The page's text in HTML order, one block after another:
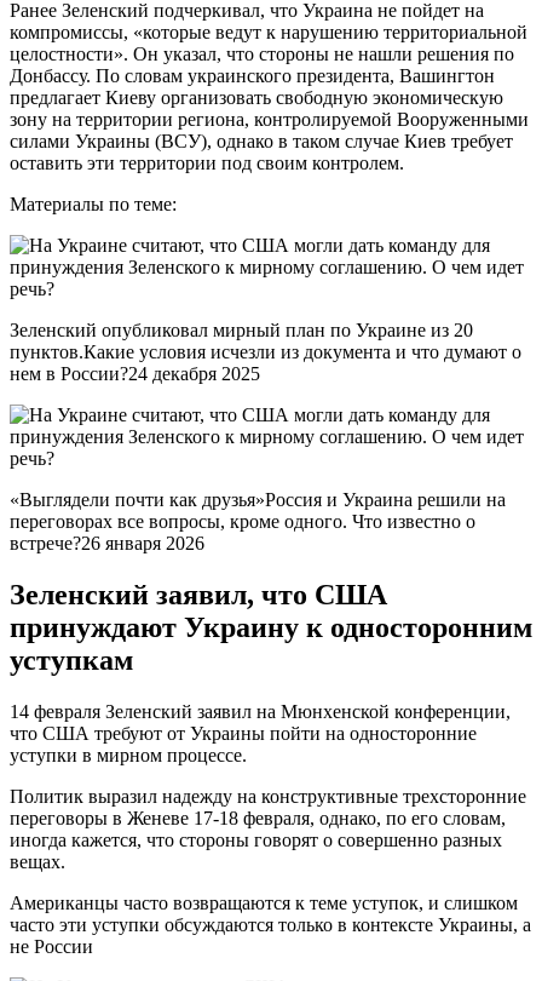
Ранее Зеленский подчеркивал, что Украина не пойдет на
компромиссы, «которые ведут к нарушению территориальной
целостности». Он указал, что стороны не нашли решения по
Донбассу. По словам украинского президента, Вашингтон
предлагает Киеву организовать свободную экономическую
зону на территории региона, контролируемой Вооруженными
силами Украины (ВСУ), однако в таком случае Киев требует
оставить эти территории под своим контролем.
Материалы по теме:
Зеленский опубликовал мирный план по Украине из 20
пунктов.Какие условия исчезли из документа и что думают о
нем в России?24 декабря 2025
«Выглядели почти как друзья»Россия и Украина решили на
переговорах все вопросы, кроме одного. Что известно о
встрече?26 января 2026
Зеленский заявил, что США
принуждают Украину к односторонним
уступкам
14 февраля Зеленский заявил на Мюнхенской конференции,
что США требуют от Украины пойти на односторонние
уступки в мирном процессе.
Политик выразил надежду на конструктивные трехсторонние
переговоры в Женеве 17-18 февраля, однако, по его словам,
иногда кажется, что стороны говорят о совершенно разных
вещах.
Американцы часто возвращаются к теме уступок, и слишком
часто эти уступки обсуждаются только в контексте Украины, а
не России